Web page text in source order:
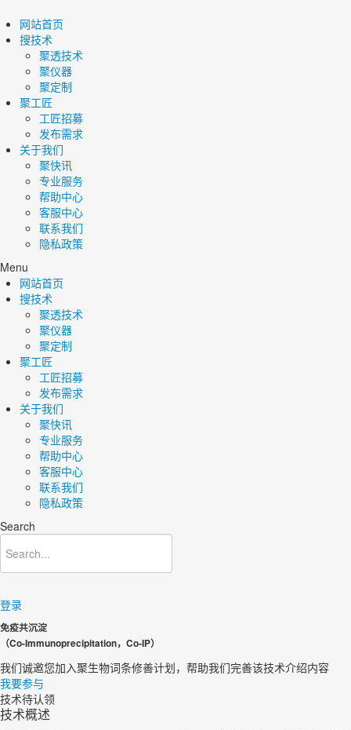
网站首页
搜技术
聚透技术
聚仪器
聚定制
聚工匠
工匠招募
发布需求
关于我们
聚快讯
专业服务
帮助中心
客服中心
联系我们
隐私政策
Menu
网站首页
搜技术
聚透技术
聚仪器
聚定制
聚工匠
工匠招募
发布需求
关于我们
聚快讯
专业服务
帮助中心
客服中心
联系我们
隐私政策
Search
登录
免疫共沉淀
（Co-Immunoprecipitation，Co-IP）
我们诚邀您加入聚生物词条修善计划，帮助我们完善该技术介绍内容​
我要参与
技术待认领
技术概述